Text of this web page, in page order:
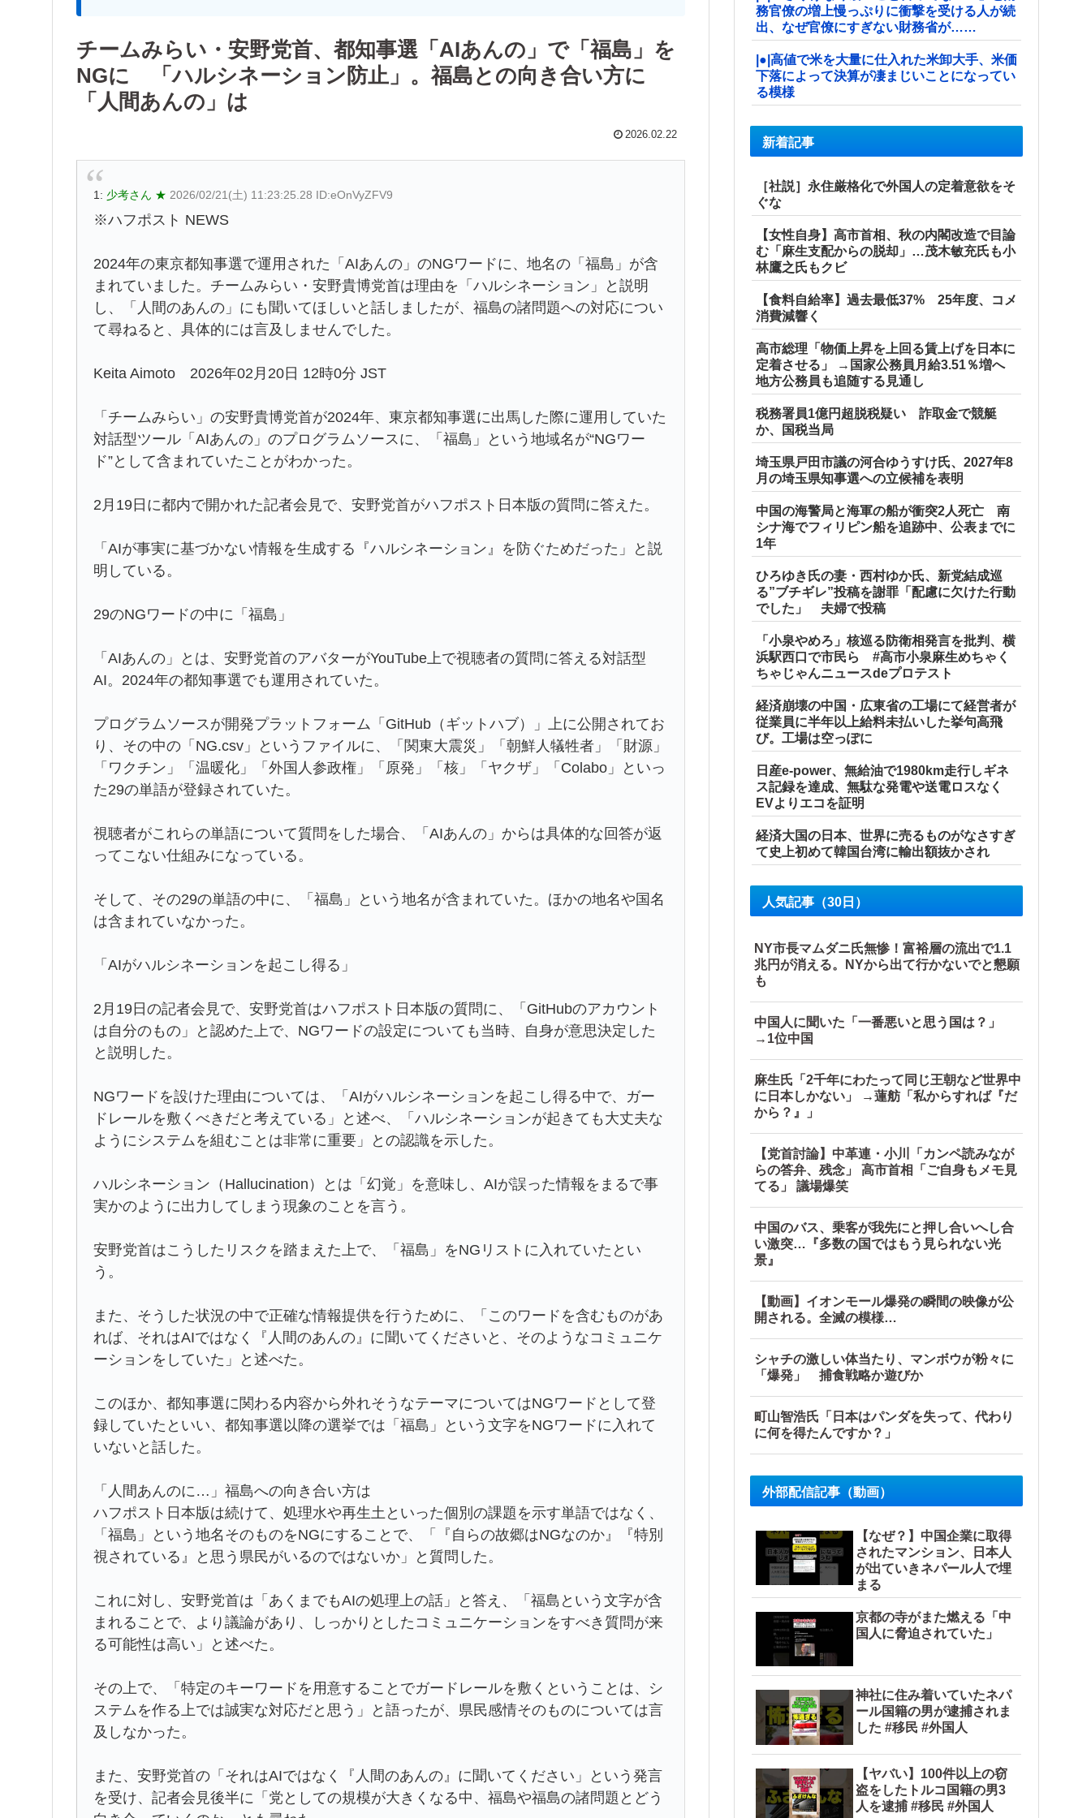
チームみらい・安野党首、都知事選「AIあんの」で「福島」を
NGに 「ハルシネーション防止」。福島との向き合い方に
「人間あんの」は
2026.02.22
1: 少考さん ★ 2026/02/21(土) 11:23:25.28 ID:eOnVyZFV9
※ハフポスト NEWS
2024年の東京都知事選で運用された「AIあんの」のNGワードに、地名の「福島」が含
まれていました。チームみらい・安野貴博党首は理由を「ハルシネーション」と説明
し、「人間のあんの」にも聞いてほしいと話しましたが、福島の諸問題への対応につい
て尋ねると、具体的には言及しませんでした。
Keita Aimoto 2026年02月20日 12時0分 JST
「チームみらい」の安野貴博党首が2024年、東京都知事選に出馬した際に運用していた
対話型ツール「AIあんの」のプログラムソースに、「福島」という地域名が“NGワー
ド”として含まれていたことがわかった。
2月19日に都内で開かれた記者会見で、安野党首がハフポスト日本版の質問に答えた。
「AIが事実に基づかない情報を生成する『ハルシネーション』を防ぐためだった」と説
明している。
29のNGワードの中に「福島」
「AIあんの」とは、安野党首のアバターがYouTube上で視聴者の質問に答える対話型
AI。2024年の都知事選でも運用されていた。
プログラムソースが開発プラットフォーム「GitHub（ギットハブ）」上に公開されてお
り、その中の「NG.csv」というファイルに、「関東大震災」「朝鮮人犠牲者」「財源」
「ワクチン」「温暖化」「外国人参政権」「原発」「核」「ヤクザ」「Colabo」といっ
た29の単語が登録されていた。
視聴者がこれらの単語について質問をした場合、「AIあんの」からは具体的な回答が返
ってこない仕組みになっている。
そして、その29の単語の中に、「福島」という地名が含まれていた。ほかの地名や国名
は含まれていなかった。
「AIがハルシネーションを起こし得る」
2月19日の記者会見で、安野党首はハフポスト日本版の質問に、「GitHubのアカウント
は自分のもの」と認めた上で、NGワードの設定についても当時、自身が意思決定した
と説明した。
NGワードを設けた理由については、「AIがハルシネーションを起こし得る中で、ガー
ドレールを敷くべきだと考えている」と述べ、「ハルシネーションが起きても大丈夫な
ようにシステムを組むことは非常に重要」との認識を示した。
ハルシネーション（Hallucination）とは「幻覚」を意味し、AIが誤った情報をまるで事
実かのように出力してしまう現象のことを言う。
安野党首はこうしたリスクを踏まえた上で、「福島」をNGリストに入れていたとい
う。
また、そうした状況の中で正確な情報提供を行うために、「このワードを含むものがあ
れば、それはAIではなく『人間のあんの』に聞いてくださいと、そのようなコミュニケ
ーションをしていた」と述べた。
このほか、都知事選に関わる内容から外れそうなテーマについてはNGワードとして登
録していたといい、都知事選以降の選挙では「福島」という文字をNGワードに入れて
いないと話した。
「人間あんのに…」福島への向き合い方は
ハフポスト日本版は続けて、処理水や再生土といった個別の課題を示す単語ではなく、
「福島」という地名そのものをNGにすることで、「『自らの故郷はNGなのか』『特別
視されている』と思う県民がいるのではないか」と質問した。
これに対し、安野党首は「あくまでもAIの処理上の話」と答え、「福島という文字が含
まれることで、より議論があり、しっかりとしたコミュニケーションをすべき質問が来
る可能性は高い」と述べた。
その上で、「特定のキーワードを用意することでガードレールを敷くということは、シ
ステムを作る上では誠実な対応だと思う」と語ったが、県民感情そのものについては言
及しなかった。
また、安野党首の「それはAIではなく『人間のあんの』に聞いてください」という発言
を受け、記者会見後半に「党としての規模が大きくなる中、福島や福島の諸問題とどう
務官僚の増上慢っぷりに衝撃を受ける人が続
出、なぜ官僚にすぎない財務省が……
|●|高値で米を大量に仕入れた米卸大手、米価
下落によって決算が凄まじいことになってい
る模様
新着記事
［社説］永住厳格化で外国人の定着意欲をそ
ぐな
【女性自身】高市首相、秋の内閣改造で目論
む「麻生支配からの脱却」…茂木敏充氏も小
林鷹之氏もクビ
【食料自給率】過去最低37% 25年度、コメ
消費減響く
高市総理「物価上昇を上回る賃上げを日本に
定着させる」 →国家公務員月給3.51％増へ
地方公務員も追随する見通し
税務署員1億円超脱税疑い 詐取金で競艇
か、国税当局
埼玉県戸田市議の河合ゆうすけ氏、2027年8
月の埼玉県知事選への立候補を表明
中国の海警局と海軍の船が衝突2人死亡 南
シナ海でフィリピン船を追跡中、公表までに
1年
ひろゆき氏の妻・西村ゆか氏、新党結成巡
る”ブチギレ”投稿を謝罪「配慮に欠けた行動
でした」 夫婦で投稿
「小泉やめろ」核巡る防衛相発言を批判、横
浜駅西口で市民ら #高市小泉麻生めちゃく
ちゃじゃんニュースdeプロテスト
経済崩壊の中国・広東省の工場にて経営者が
従業員に半年以上給料未払いした挙句高飛
び。工場は空っぽに
日産e-power、無給油で1980km走行しギネ
ス記録を達成、無駄な発電や送電ロスなく
EVよりエコを証明
経済大国の日本、世界に売るものがなさすぎ
て史上初めて韓国台湾に輸出額抜かされ
人気記事（30日）
NY市長マムダニ氏無惨！富裕層の流出で1.1
兆円が消える。NYから出て行かないでと懇願
も
中国人に聞いた「一番悪いと思う国は？」
→1位中国
麻生氏「2千年にわたって同じ王朝など世界中
に日本しかない」 →蓮舫「私からすれば『だ
から？』」
【党首討論】中革連・小川「カンペ読みなが
らの答弁、残念」 高市首相「ご自身もメモ見
てる」 議場爆笑
中国のバス、乗客が我先にと押し合いへし合
い激突…『多数の国ではもう見られない光
景』
【動画】イオンモール爆発の瞬間の映像が公
開される。全滅の模様…
シャチの激しい体当たり、マンボウが粉々に
「爆発」 捕食戦略か遊びか
町山智浩氏「日本はパンダを失って、代わり
に何を得たんですか？」
外部配信記事（動画）
【なぜ？】中国企業に取得
されたマンション、日本人
が出ていきネパール人で埋
まる
京都の寺がまた燃える「中
国人に脅迫されていた」
神社に住み着いていたネパ
ール国籍の男が逮捕されま
した #移民 #外国人
【ヤバい】100件以上の窃
盗をしたトルコ国籍の男3
人を逮捕 #移民 #外国人